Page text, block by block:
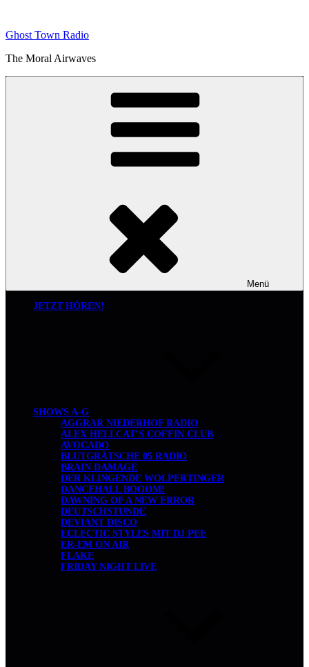
springen
Ghost Town Radio
The Moral Airwaves
Menü
JETZT HÖREN!
SHOWS A-G
AGGRAR NIEDERHOF RADIO
ALEX HELLCAT’S COFFIN CLUB
AVOCADO
BLUTGRÄTSCHE 05 RADIO
BRAIN DAMAGE
DER KLINGENDE WOLPERTINGER
DANCEHALL BOOOM!
DAWNING OF A NEW ERROR
DEUTSCHSTUNDE
DEVIANT DISCO
ECLECTIC STYLES MIT DJ PEE
ER-EM ON AIR
FLAKE
FRIDAY NIGHT LIVE